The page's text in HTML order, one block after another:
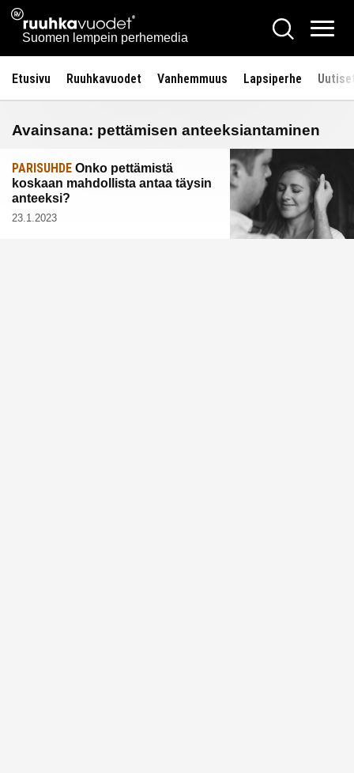
Siirry
sisältöön
Ruuhkavuodet.fi
Suomen lempein perhemedia
Hae
Etusivu Ruuhkavuodet Vanhemmuus Lapsiperhe
Avainsana: pettämisen anteeksiantaminen
PARISUHDE Onko pettämistä
koskaan mahdollista antaa täysin
anteeksi?
23.1.2023